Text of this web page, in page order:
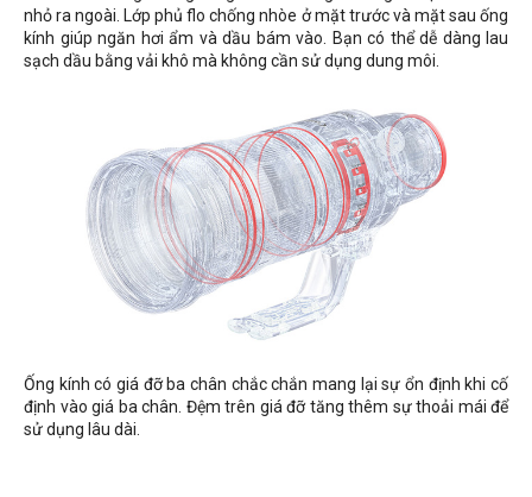
nhỏ ra ngoài. Lớp phủ flo chống nhòe ở mặt trước và mặt sau ống
kính giúp ngăn hơi ẩm và dầu bám vào. Bạn có thể dễ dàng lau
sạch dầu bằng vải khô mà không cần sử dụng dung môi.
Ống kính có giá đỡ ba chân chắc chắn mang lại sự ổn định khi cố
định vào giá ba chân. Đệm trên giá đỡ tăng thêm sự thoải mái để
sử dụng lâu dài.